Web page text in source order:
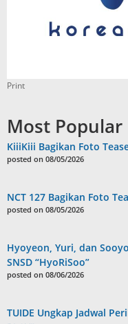
Print
Most Popular
KiiiKiii Bagikan Foto
posted on 08/05/2026
NCT 127 Bagikan Foto
posted on 08/05/2026
Hyoyeon, Yuri, dan
SNSD “HyoRiSoo”
posted on 08/06/2026
TUIDE Ungkap Jadwal